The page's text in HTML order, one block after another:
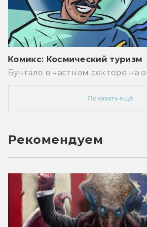
Комикс: Космический туризм
Бунгало в частном секторе на
Показать ещё
Рекомендуем